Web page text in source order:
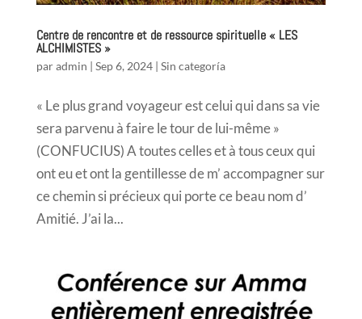
Centre de rencontre et de ressource spirituelle « LES
ALCHIMISTES »
paradmin | Sep 6, 2024| Sin categoría
« Le plus grand voyageur est celui qui dans sa vie
sera parvenu à faire le tour de lui-même »
(CONFUCIUS) A toutes celles et à tous ceux qui
ont eu et ont la gentillesse de m’ accompagner sur
ce chemin si précieux qui porte ce beau nom d’
Amitié. J’ai la...